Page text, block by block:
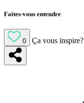
Faites-vous entendre
0 Ça vous inspire?